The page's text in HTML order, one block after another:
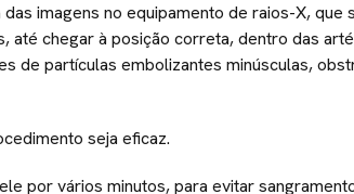
imagens no equipamento de raios-X, que
chegar à posição correta, dentro das
de partículas embolizantes minúsculas,
seja eficaz.
por vários minutos, para evitar